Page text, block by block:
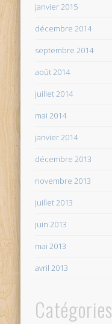
janvier 2015
décembre 2014
septembre 2014
août 2014
juillet 2014
mai 2014
janvier 2014
décembre 2013
novembre 2013
juillet 2013
juin 2013
mai 2013
avril 2013
Catégories